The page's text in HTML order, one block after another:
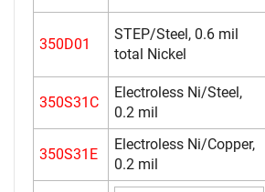
350D01
STEP/Steel, 0.6 mil
total Nickel
350S31C
Electroless Ni/Steel,
0.2 mil
350S31E
Electroless Ni/Copper,
0.2 mil